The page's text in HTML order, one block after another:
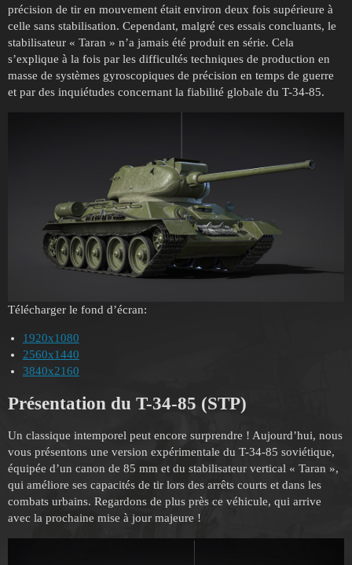
précision de tir en mouvement était environ deux fois supérieure à
celle sans stabilisation. Cependant, malgré ces essais concluants, le
stabilisateur « Taran » n’a jamais été produit en série. Cela
s’explique à la fois par les difficultés techniques de production en
masse de systèmes gyroscopiques de précision en temps de guerre
et par des inquiétudes concernant la fiabilité globale du T-34-85.
Télécharger le fond d’écran:
1920x1080
2560x1440
3840x2160
Présentation du T-34-85 (STP)
Un classique intemporel peut encore surprendre ! Aujourd’hui, nous
vous présentons une version expérimentale du T-34-85 soviétique,
équipée d’un canon de 85 mm et du stabilisateur vertical « Taran »,
qui améliore ses capacités de tir lors des arrêts courts et dans les
combats urbains. Regardons de plus près ce véhicule, qui arrive
avec la prochaine mise à jour majeure !